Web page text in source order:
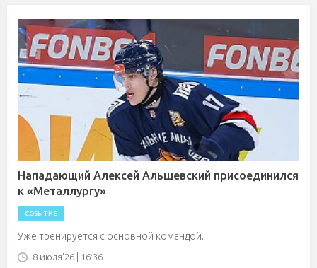
Нападающий Алексей Альшевский присоединился
к «Металлургу»
СОБЫТИЕ
Уже тренируется с основной командой.
8 июля'26 | 16:36